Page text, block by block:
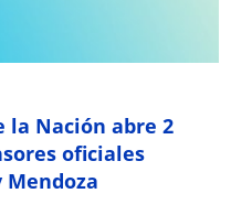
la Nación abre 2
oficiales
Mendoza